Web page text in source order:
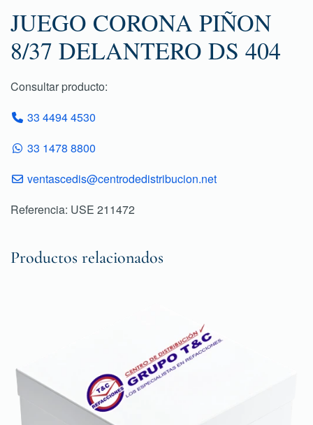
JUEGO CORONA PIÑON
8/37 DELANTERO DS 404
Consultar producto:
33 4494 4530
33 1478 8800
ventascedis@centrodedistribucion.net
Referencia: USE 211472
Productos relacionados